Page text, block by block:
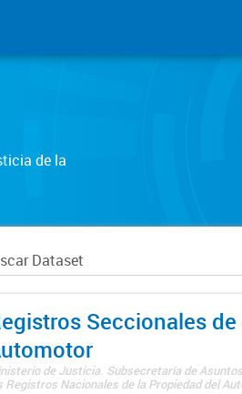
de la
Seccionales
de Justicia. Subsecretaría de
Registros Nacionales de la Propiedad del